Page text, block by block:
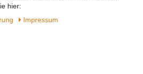
Abonnieren
hier:
Impressum